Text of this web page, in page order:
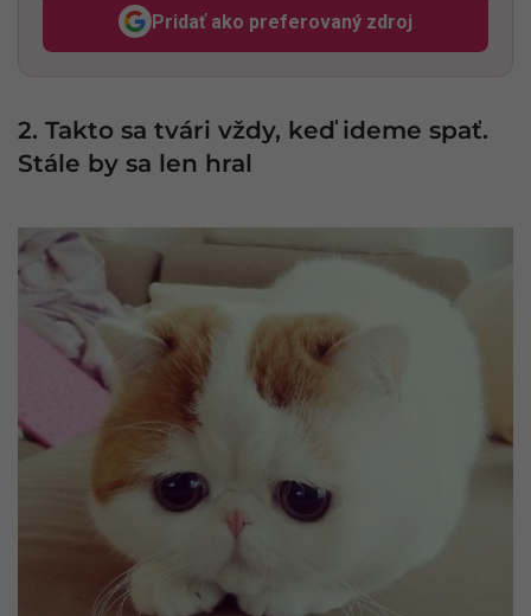
Pridať ako preferovaný zdroj
Odzadu, odkaz sa otvorí v
2. Takto sa tvári vždy, keď ideme spať.
Stále by sa len hral